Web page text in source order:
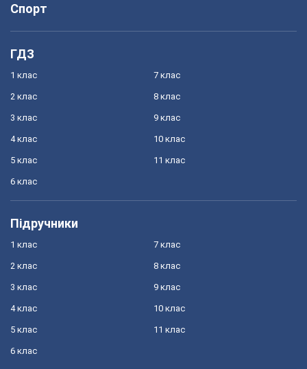
Спорт
ГДЗ
1 клас
2 клас
3 клас
4 клас
5 клас
6 клас
7 клас
8 клас
9 клас
10 клас
11 клас
Підручники
1 клас
2 клас
3 клас
4 клас
5 клас
6 клас
7 клас
8 клас
9 клас
10 клас
11 клас